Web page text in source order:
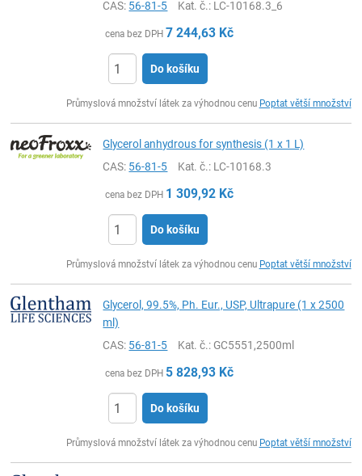
CAS: 56-81-5 Kat. č.: LC-10168.3_6
cena bez DPH 7 244,63 Kč
Do košíku
Průmyslová množství látek za výhodnou cenu Poptat větší množství
Glycerol anhydrous for synthesis (1 x 1 L)
CAS: 56-81-5 Kat. č.: LC-10168.3
cena bez DPH 1 309,92 Kč
Do košíku
Průmyslová množství látek za výhodnou cenu Poptat větší množství
Glycerol, 99.5%, Ph. Eur., USP, Ultrapure (1 x 2500
ml)
CAS: 56-81-5 Kat. č.: GC5551,2500ml
cena bez DPH 5 828,93 Kč
Do košíku
Průmyslová množství látek za výhodnou cenu Poptat větší množství